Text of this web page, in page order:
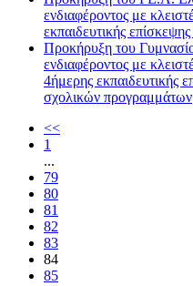
ενδιαφέροντος με
εκπαιδευτικής
Προκήρυξη του
ενδιαφέροντος με
4ήμερης εκπαιδευτικής
σχολικών προγραμμάτων
<<
1
...
79
80
81
82
83
84
85